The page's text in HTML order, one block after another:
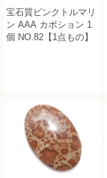
宝石質ピンクトルマリ
ン AAA カボション 1
個 NO.82【1点もの】